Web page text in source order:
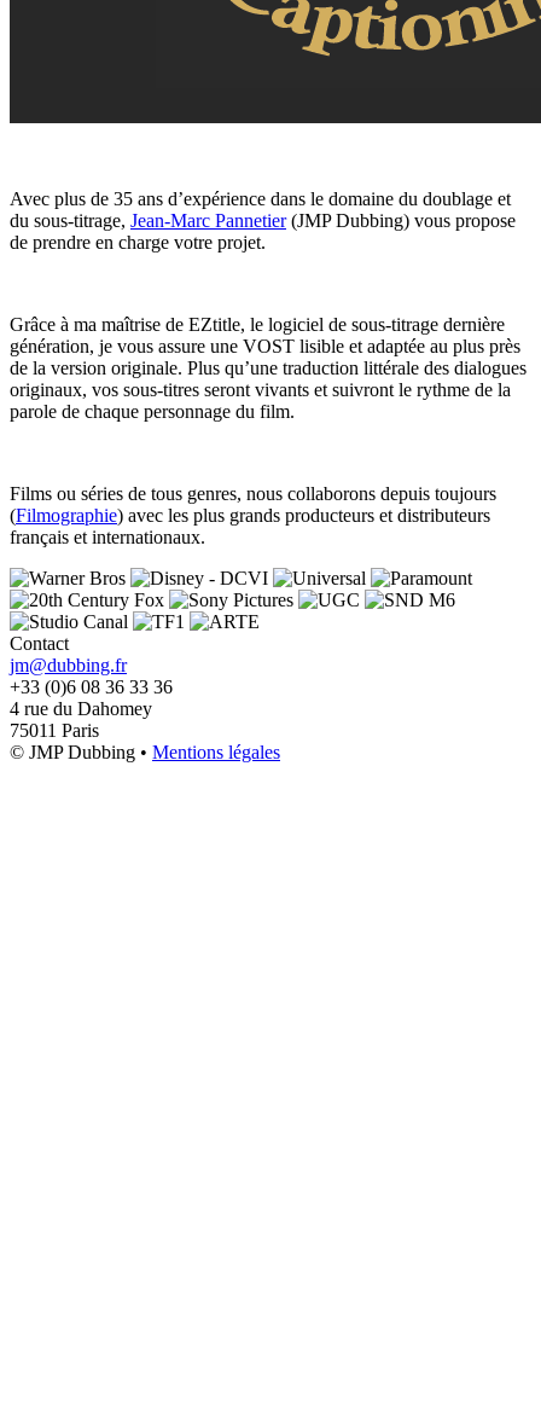
Avec plus de 35 ans d’expérience dans le domaine du doublage et
du sous-titrage, Jean-Marc Pannetier(JMP Dubbing) vous propose
de prendre en charge votre projet.
Grâce à ma maîtrise de EZtitle, le logiciel de sous-titrage dernière
génération, je vous assure une VOST lisible et adaptée au plus près
de la version originale. Plus qu’une traduction littérale des dialogues
originaux, vos sous-titres seront vivants et suivront le rythme de la
parole de chaque personnage du film.
Films ou séries de tous genres, nous collaborons depuis toujours
(Filmographie) avec les plus grands producteurs et distributeurs
français et internationaux.
Contact
jm@dubbing.fr
+33 (0)6 08 36 33 36
4 rue du Dahomey
75011 Paris
© JMP Dubbing • Mentions légales